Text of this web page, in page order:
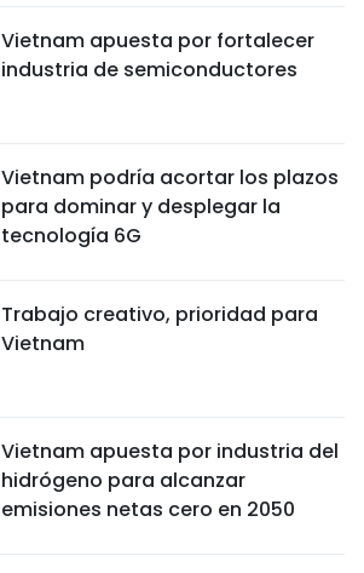
Vietnam apuesta por fortalecer
industria de semiconductores
Vietnam podría acortar los plazos
para dominar y desplegar la
tecnología 6G
Trabajo creativo, prioridad para
Vietnam
Vietnam apuesta por industria del
hidrógeno para alcanzar
emisiones netas cero en 2050